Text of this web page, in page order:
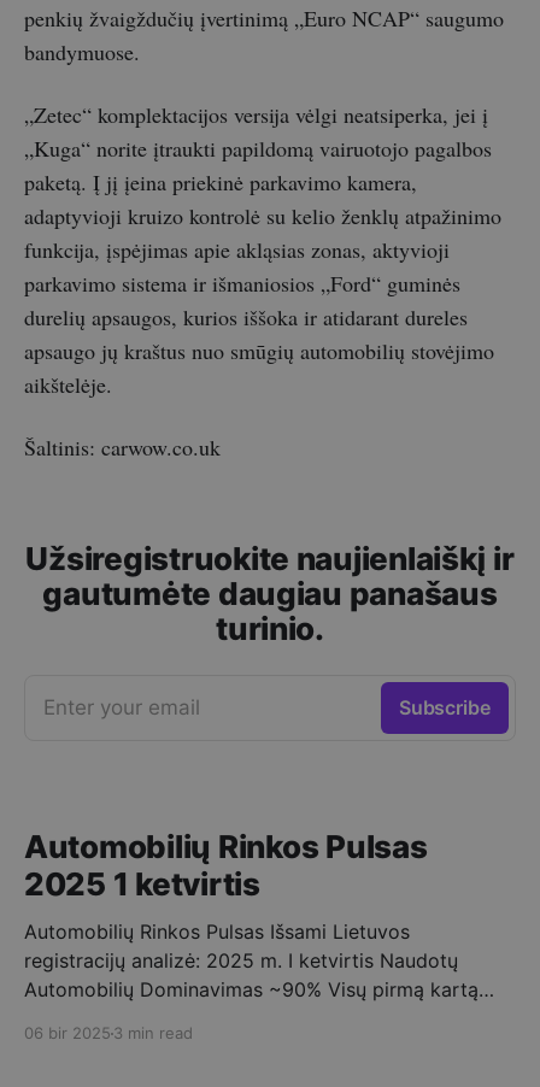
penkių žvaigždučių įvertinimą „Euro NCAP“ saugumo
bandymuose.
„Zetec“ komplektacijos versija vėlgi neatsiperka, jei į
„Kuga“ norite įtraukti papildomą vairuotojo pagalbos
paketą. Į jį įeina priekinė parkavimo kamera,
adaptyvioji kruizo kontrolė su kelio ženklų atpažinimo
funkcija, įspėjimas apie akląsias zonas, aktyvioji
parkavimo sistema ir išmaniosios „Ford“ guminės
durelių apsaugos, kurios iššoka ir atidarant dureles
apsaugo jų kraštus nuo smūgių automobilių stovėjimo
aikštelėje.
Šaltinis: carwow.co.uk
Užsiregistruokite naujienlaiškį ir
gautumėte daugiau panašaus
turinio.
Enter your email Subscribe
Automobilių Rinkos Pulsas
2025 1 ketvirtis
Automobilių Rinkos Pulsas Išsami Lietuvos
registracijų analizė: 2025 m. I ketvirtis Naudotų
Automobilių Dominavimas ~90% Visų pirmą kartą
06 bir 2025 3 min read